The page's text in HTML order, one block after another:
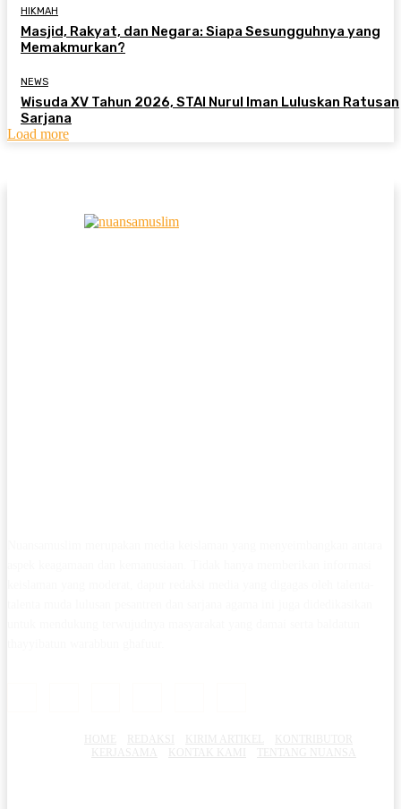
HIKMAH
Masjid, Rakyat, dan Negara: Siapa Sesungguhnya yang
Memakmurkan?
NEWS
Wisuda XV Tahun 2026, STAI Nurul Iman Luluskan Ratusan
Sarjana
Load more